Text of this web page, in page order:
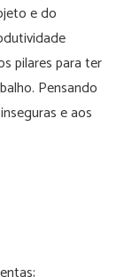
e do
pilares para ter
Pensando
e aos